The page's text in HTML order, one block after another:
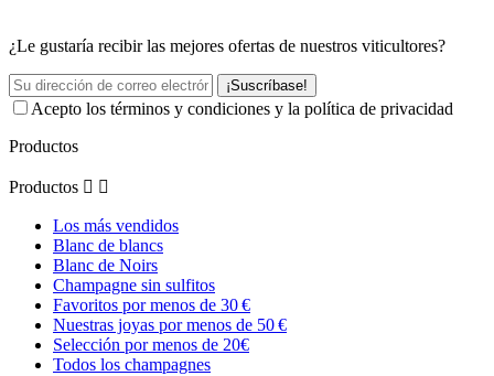
¿Le gustaría recibir las mejores ofertas de nuestros viticultores?
¡Suscríbase!
Acepto los términos y condiciones y la política de privacidad
Productos
Productos  
Los más vendidos
Blanc de blancs
Blanc de Noirs
Champagne sin sulfitos
Favoritos por menos de 30 €
Nuestras joyas por menos de 50 €
Selección por menos de 20€
Todos los champagnes